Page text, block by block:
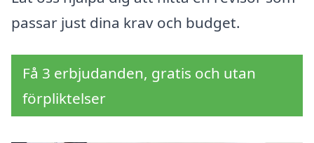
passar just dina krav och budget.
Få 3 erbjudanden, gratis och utan
förpliktelser